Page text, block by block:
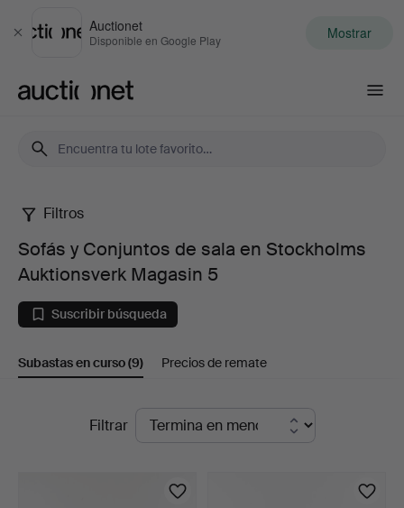
Cerrar
Auctionet
Disponible en Google Play Mostrar
Sofás
Conjuntos
de
Filtros
Sofás y Conjuntos de sala en Stockholms
Auktionsverk Magasin 5
Suscribir búsqueda
Subastas en curso(9) Precios de remate
SubastasFiltrar